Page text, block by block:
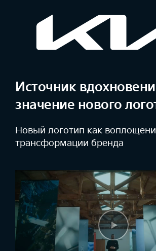
Источник
значение нового
Новый логотип как
трансформации бренда